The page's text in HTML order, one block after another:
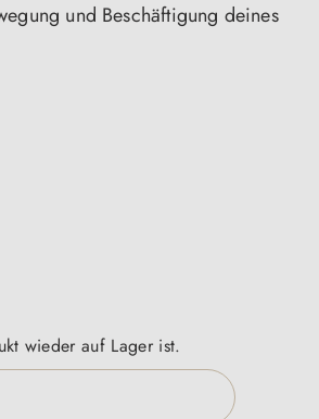
und Beschäftigung deines
wieder auf Lager ist.